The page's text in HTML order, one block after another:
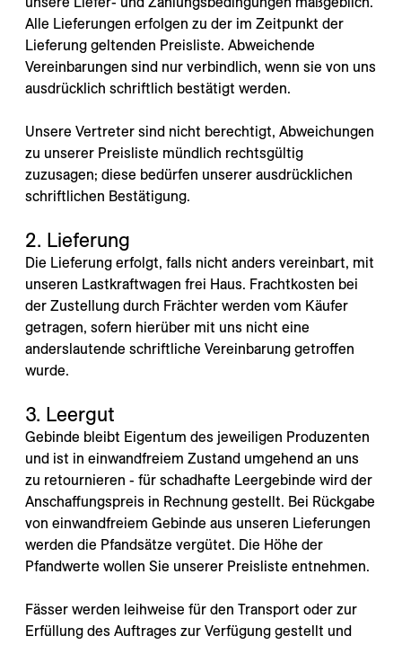
---
---
Alle Lieferungen erfolgen zu der im Zeitpunkt der
Lieferung geltenden Preisliste. Abweichende
Vereinbarungen sind nur verbindlich, wenn sie von uns
ausdrücklich schriftlich bestätigt werden.
Unsere Vertreter sind nicht berechtigt, Abweichungen
zu unserer Preisliste mündlich rechtsgültig
zuzusagen; diese bedürfen unserer ausdrücklichen
schriftlichen Bestätigung.
2. Lieferung
Die Lieferung erfolgt, falls nicht anders vereinbart, mit
unseren Lastkraftwagen frei Haus. Frachtkosten bei
der Zustellung durch Frächter werden vom Käufer
getragen, sofern hierüber mit uns nicht eine
anderslautende schriftliche Vereinbarung getroffen
wurde.
3. Leergut
Gebinde bleibt Eigentum des jeweiligen Produzenten
und ist in einwandfreiem Zustand umgehend an uns
zu retournieren - für schadhafte Leergebinde wird der
Anschaffungspreis in Rechnung gestellt. Bei Rückgabe
von einwandfreiem Gebinde aus unseren Lieferungen
werden die Pfandsätze vergütet. Die Höhe der
Pfandwerte wollen Sie unserer Preisliste entnehmen.
Fässer werden leihweise für den Transport oder zur
Erfüllung des Auftrages zur Verfügung gestellt und